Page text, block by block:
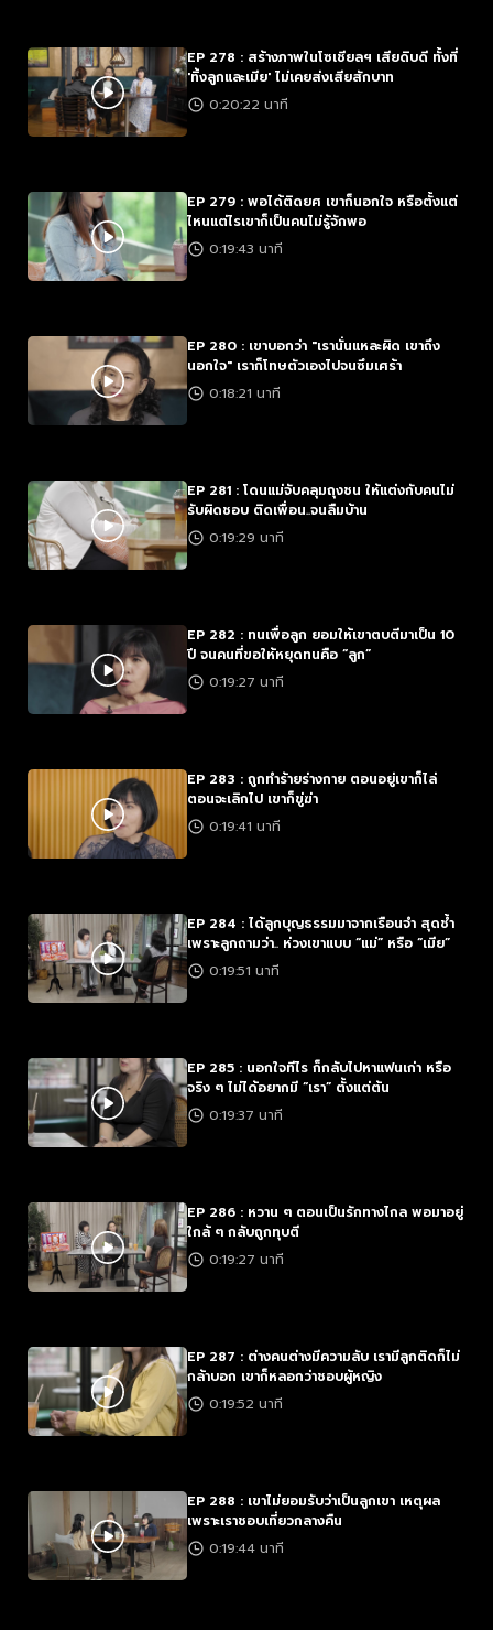
EP 278 : สร้างภาพในโซเชียลฯ เสียดิบดี ทั้งที่
'ทิ้งลูกและเมีย' ไม่เคยส่งเสียสักบาท
0:20:22 นาที
EP 279 : พอได้ติดยศ เขาก็นอกใจ หรือตั้งแต่
ไหนแต่ไรเขาก็เป็นคนไม่รู้จักพอ
0:19:43 นาที
EP 280 : เขาบอกว่า "เรานั่นแหละผิด เขาถึง
นอกใจ" เราก็โทษตัวเองไปจนซึมเศร้า
0:18:21 นาที
EP 281 : โดนแม่จับคลุมถุงชน ให้แต่งกับคนไม่
รับผิดชอบ ติดเพื่อน..จนลืมบ้าน
0:19:29 นาที
EP 282 : ทนเพื่อลูก ยอมให้เขาตบตีมาเป็น 10
ปี จนคนที่ขอให้หยุดทนคือ “ลูก”
0:19:27 นาที
EP 283 : ถูกทำร้ายร่างกาย ตอนอยู่เขาก็ไล่
ตอนจะเลิกไป เขาก็ขู่ฆ่า
0:19:41 นาที
EP 284 : ได้ลูกบุญธรรมมาจากเรือนจำ สุดช้ำ
เพราะลูกถามว่า.. ห่วงเขาแบบ “แม่” หรือ “เมีย”
0:19:51 นาที
EP 285 : นอกใจทีไร ก็กลับไปหาแฟนเก่า หรือ
จริง ๆ ไม่ได้อยากมี “เรา” ตั้งแต่ต้น
0:19:37 นาที
EP 286 : หวาน ๆ ตอนเป็นรักทางไกล พอมาอยู่
ใกล้ ๆ กลับถูกทุบตี
0:19:27 นาที
EP 287 : ต่างคนต่างมีความลับ เรามีลูกติดก็ไม่
กล้าบอก เขาก็หลอกว่าชอบผู้หญิง
0:19:52 นาที
EP 288 : เขาไม่ยอมรับว่าเป็นลูกเขา เหตุผล
เพราะเราชอบเที่ยวกลางคืน
0:19:44 นาที